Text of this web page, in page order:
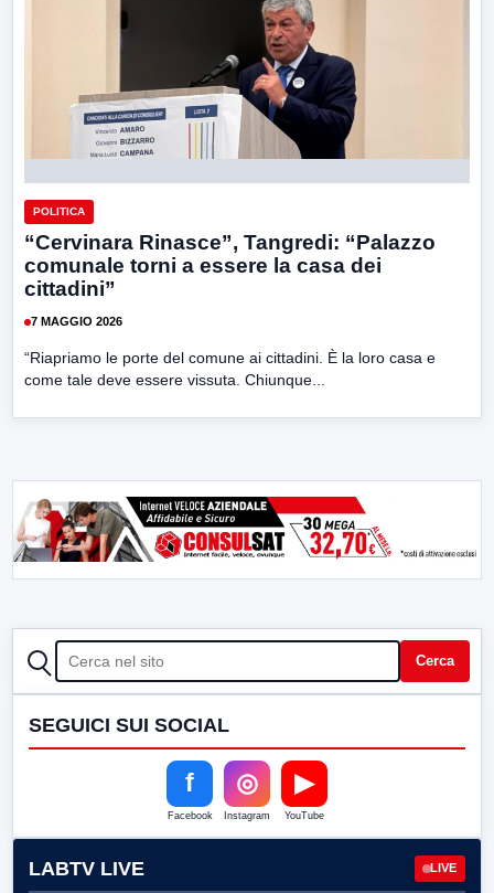
POLITICA
“Cervinara Rinasce”, Tangredi: “Palazzo
comunale torni a essere la casa dei
cittadini”
7 MAGGIO 2026
“Riapriamo le porte del comune ai cittadini. È la loro casa e
come tale deve essere vissuta. Chiunque...
CERCA Cerca
SEGUICI SUI SOCIAL
f
Facebook
◎
Instagram
▶
YouTube
LABTV LIVE LIVE